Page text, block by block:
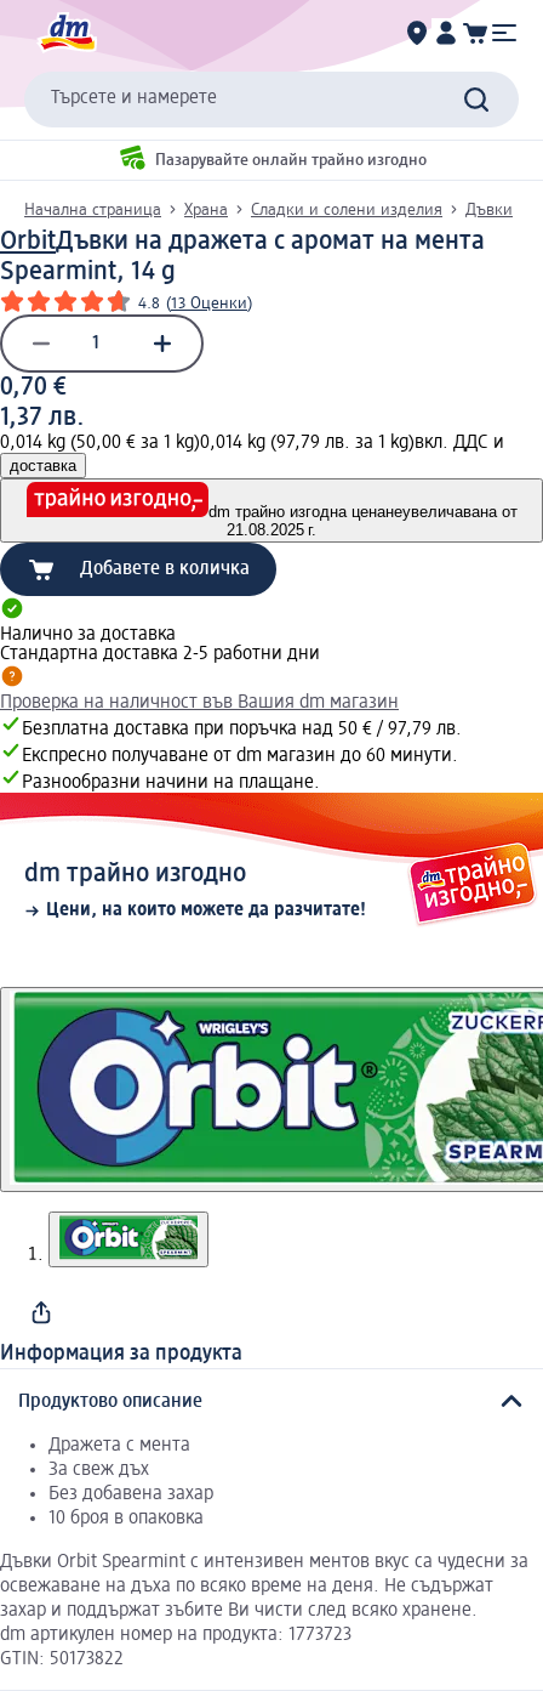
Търсете и намерете
Пазарувайте онлайн трайно изгодно
Начална страница Храна Сладки и солени изделия Дъвки
OrbitДъвки на дражета с аромат на мента
Spearmint, 14 g
4.8 (13 Оценки)
0,70 €
1,37 лв.
0,014 kg (50,00 € за 1 kg)0,014 kg (97,79 лв. за 1 kg)вкл. ДДС и
доставка
dm трайно изгодна ценанеувеличавана от
21.08.2025 г.
Добавете в количка
Налично за доставка
Стандартна доставка 2-5 работни дни
Проверка на наличност във Вашия dm магазин
Безплатна доставка при поръчка над 50 € / 97,79 лв.
Експресно получаване от dm магазин до 60 минути.
Разнообразни начини на плащане.
dm трайно изгодно
Цени, на които можете да разчитате!
Информация за продукта
Продуктово описание
Дражета с мента
За свеж дъх
Без добавена захар
10 броя в опаковка
Дъвки Orbit Spearmint с интензивен ментов вкус са чудесни за
освежаване на дъха по всяко време на деня. Не съдържат
захар и поддържат зъбите Ви чисти след всяко хранене.
dm артикулен номер на продукта: 1773723
GTIN: 50173822